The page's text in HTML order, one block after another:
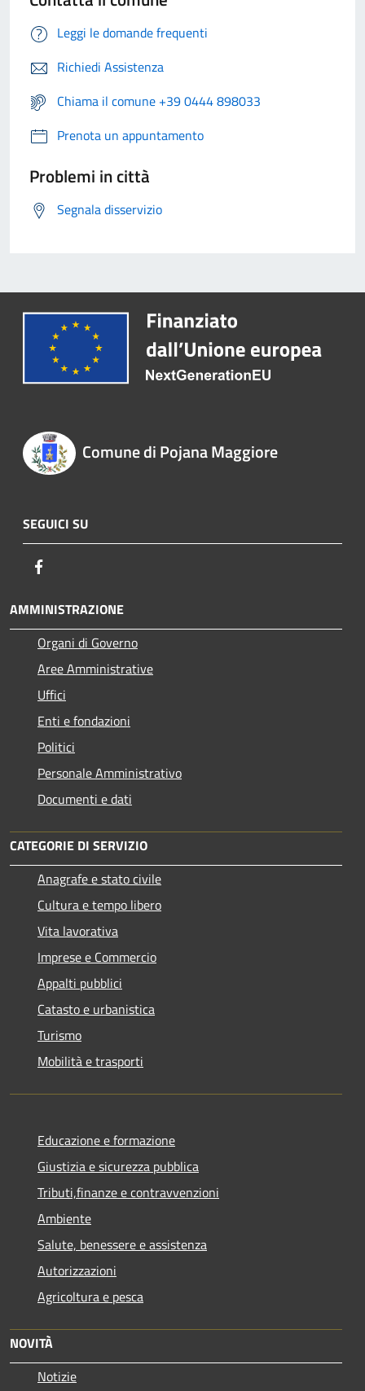
Leggi le domande frequenti
Richiedi Assistenza
Chiama il comune +39 0444 898033
Prenota un appuntamento
Problemi in città
Segnala disservizio
Comune di Pojana Maggiore
SEGUICI SU
AMMINISTRAZIONE
Organi di Governo
Aree Amministrative
Uffici
Enti e fondazioni
Politici
Personale Amministrativo
Documenti e dati
CATEGORIE DI SERVIZIO
Anagrafe e stato civile
Cultura e tempo libero
Vita lavorativa
Imprese e Commercio
Appalti pubblici
Catasto e urbanistica
Turismo
Mobilità e trasporti
Educazione e formazione
Giustizia e sicurezza pubblica
Tributi,finanze e contravvenzioni
Ambiente
Salute, benessere e assistenza
Autorizzazioni
Agricoltura e pesca
NOVITÀ
Notizie